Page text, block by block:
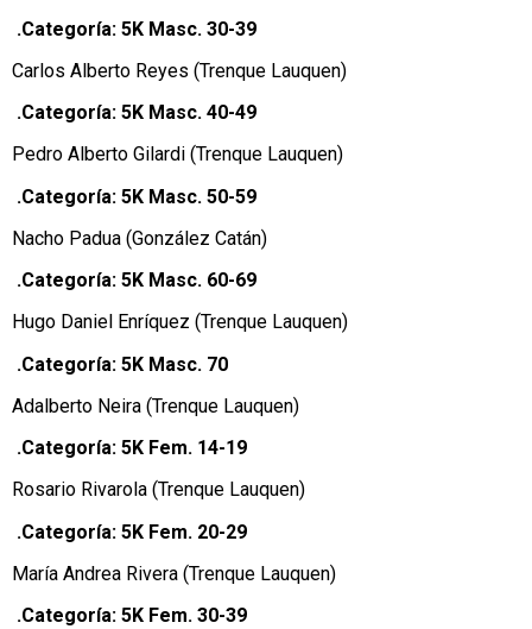
.Categoría: 5K Masc. 30-39
Carlos Alberto Reyes (Trenque Lauquen)
.Categoría: 5K Masc. 40-49
Pedro Alberto Gilardi (Trenque Lauquen)
.Categoría: 5K Masc. 50-59
Nacho Padua (González Catán)
.Categoría: 5K Masc. 60-69
Hugo Daniel Enríquez (Trenque Lauquen)
.Categoría: 5K Masc. 70
Adalberto Neira (Trenque Lauquen)
.Categoría: 5K Fem. 14-19
Rosario Rivarola (Trenque Lauquen)
.Categoría: 5K Fem. 20-29
María Andrea Rivera (Trenque Lauquen)
.Categoría: 5K Fem. 30-39